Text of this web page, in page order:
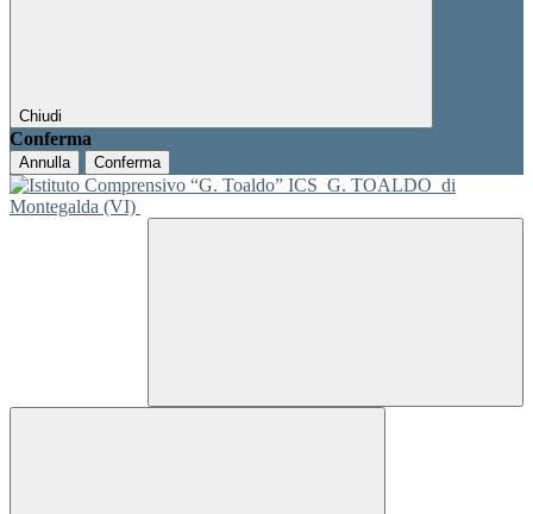
Chiudi
Conferma
Annulla Conferma
ICS G. TOALDO di
Montegalda (VI)